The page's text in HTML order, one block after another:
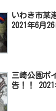
いわき市某
2021年6月26
三崎公園ポ
告！！ 2021